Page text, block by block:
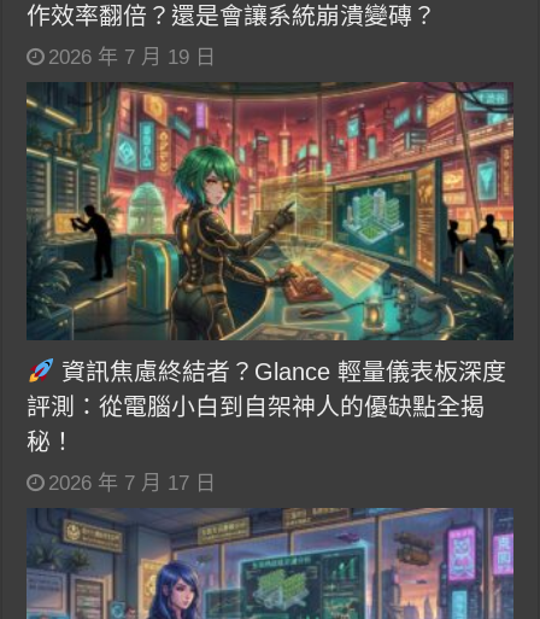
作效率翻倍？還是會讓系統崩潰變磚？
2026 年 7 月 19 日
資訊焦慮終結者？Glance 輕量儀表板深度
評測：從電腦小白到自架神人的優缺點全揭
秘！
2026 年 7 月 17 日